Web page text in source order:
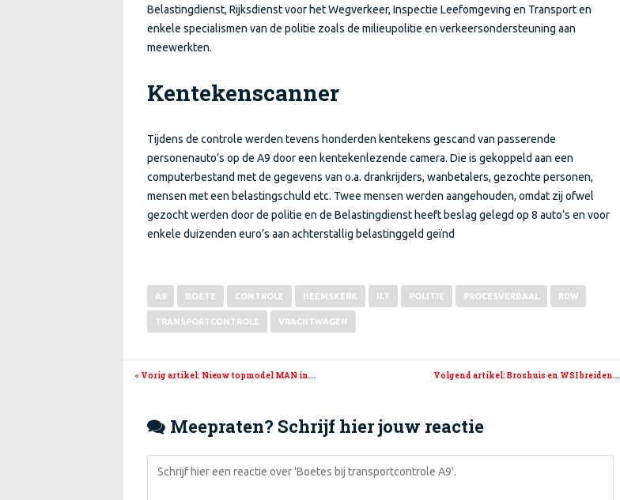
Belastingdienst, Rijksdienst voor het Wegverkeer, Inspectie Leefomgeving en Transport en
enkele specialismen van de politie zoals de milieupolitie en verkeersondersteuning aan
meewerkten.
Kentekenscanner
Tijdens de controle werden tevens honderden kentekens gescand van passerende
personenauto’s op de A9 door een kentekenlezende camera. Die is gekoppeld aan een
computerbestand met de gegevens van o.a. drankrijders, wanbetalers, gezochte personen,
mensen met een belastingschuld etc. Twee mensen werden aangehouden, omdat zij ofwel
gezocht werden door de politie en de Belastingdienst heeft beslag gelegd op 8 auto’s en voor
enkele duizenden euro’s aan achterstallig belastinggeld geïnd
A9 BOETE CONTROLE HEEMSKERK ILT POLITIE PROCESVERBAAL RDW
TRANSPORTCONTROLE VRACHTWAGEN
« Vorig artikel: Nieuw topmodel MAN in... Volgend artikel: Broshuis en WSI breiden...
 Meepraten? Schrijf hier jouw reactie